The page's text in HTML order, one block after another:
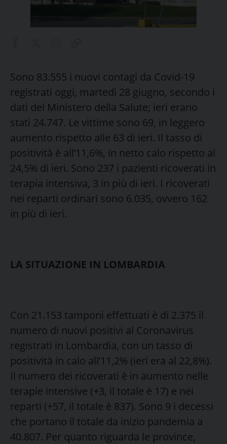
Sono 83.555 i nuovi contagi da Covid-19
registrati oggi, martedì 28 giugno, secondo i
dati del Ministero della Salute; ieri erano
stati 24.747. Le vittime sono 69, in leggero
aumento rispetto alle 63 di ieri. Il tasso di
positività è all’11,6%, in netto calo rispetto al
24,5% di ieri. Sono 237 i pazienti ricoverati in
terapia intensiva, 3 in più di ieri. I ricoverati
nei reparti ordinari sono 6.035, ovvero 162
in più di ieri.
LA SITUAZIONE IN LOMBARDIA
Con 21.153 tamponi effettuati è di 2.375 il
numero di nuovi positivi al Coronavirus
registrati in Lombardia, con un tasso di
positività in calo all’11,2% (ieri era al 22,8%).
Il numero dei ricoverati è in aumento nelle
terapie intensive (+3, il totale è 17) e nei
reparti (+57, il totale è 837). Sono 9 i decessi
che portano il totale da inizio pandemia a
40.807. Per quanto riguarda le province,